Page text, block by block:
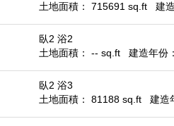
土地面積： 715691 sq.ft
建
臥2 浴2
土地面積： -- sq.ft
建造年份
臥2 浴3
土地面積： 81188 sq.ft
建造